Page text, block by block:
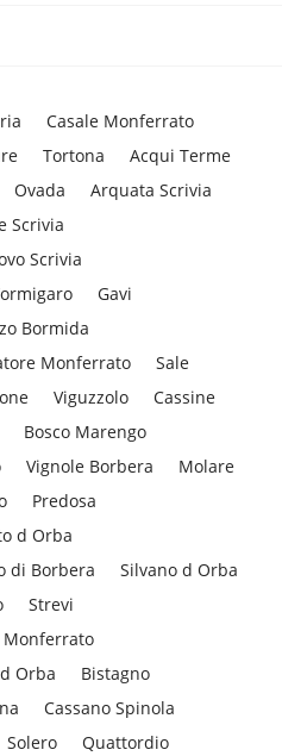
Casale Monferrato
Tortona
Acqui Terme
Ovada
Arquata Scrivia
Scrivia
Scrivia
Gavi
Bormida
Monferrato
Sale
Viguzzolo
Cassine
Bosco Marengo
Vignole Borbera
Molare
Predosa
d Orba
di Borbera
Silvano d Orba
Strevi
Monferrato
Orba
Bistagno
Cassano Spinola
Solero
Quattordio